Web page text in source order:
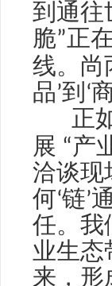
到通往
脆”正
线。尚
品’到 ‘
正如
展 “产
洽谈现
何 ‘链’
任。我
业生态
来，形